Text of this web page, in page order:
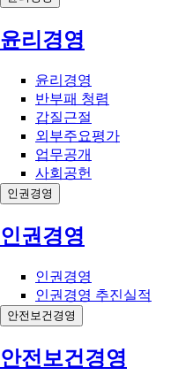
윤리경영
윤리경영
반부패 청렴
갑질근절
외부주요평가
업무공개
사회공헌
인권경영
인권경영
인권경영
인권경영 추진실적
안전보건경영
안전보건경영